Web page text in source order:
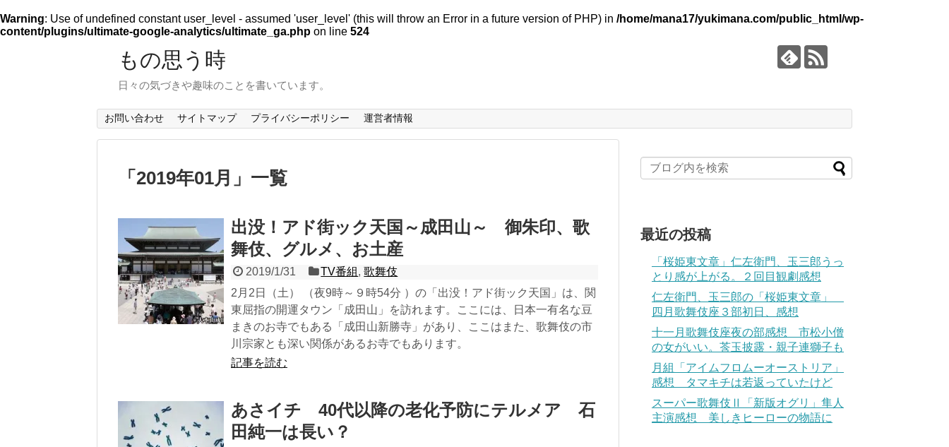
Warning: Use of undefined constant user_level - assumed 'user_level' (this will throw an Error in a future version of PHP) in /home/mana17/yukimana.com/public_html/wp-
content/plugins/ultimate-google-analytics/ultimate_ga.php on line 524
もの思う時
日々の気づきや趣味のことを書いています。
お問い合わせ サイトマップ プライバシーポリシー 運営者情報
「 2019年01月 」 一覧
出没！アド街ック天国～成田山～ 御朱印、歌
舞伎、グルメ、お土産
2019/1/31 TV番組,歌舞伎
2月2日（土） （夜9時～９時54分 ）の「出没！アド街ック天国」は、関
東屈指の開運タウン「成田山」を訪れます。ここには、日本一有名な豆
まきのお寺でもある「成田山新勝寺」があり、ここはまた、歌舞伎の市
川宗家とも深い関係があるお寺でもあります。
記事を読む
あさイチ 40代以降の老化予防にテルメア 石
田純一は長い？
最近の投稿
「桜姫東文章」仁左衛門、玉三郎うっ
とり感が上がる。２回目観劇感想
仁左衛門、玉三郎の「桜姫東文章」
四月歌舞伎座３部初日、感想
十一月歌舞伎座夜の部感想 市松小僧
の女がいい。莟玉披露・親子連獅子も
月組「アイムフロムーオーストリア」
感想 タマキチは若返っていたけど
スーパー歌舞伎Ⅱ「新版オグリ」隼人
主演感想 美しきヒーローの物語に